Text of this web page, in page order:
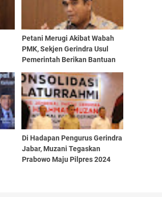
Petani Merugi Akibat Wabah
PMK, Sekjen Gerindra Usul
Pemerintah Berikan Bantuan
Di Hadapan Pengurus Gerindra
Jabar, Muzani Tegaskan
Prabowo Maju Pilpres 2024